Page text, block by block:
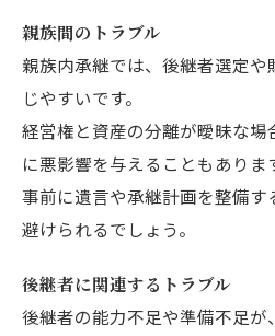
親族間のトラブル
親族内承継では、後継者選定や
じやすいです。
経営権と資産の分離が曖昧な
に悪影響を与えることもありま
事前に遺言や承継計画を整備す
避けられるでしょう。
後継者に関連するトラブル
後継者の能力不足や準備不足が